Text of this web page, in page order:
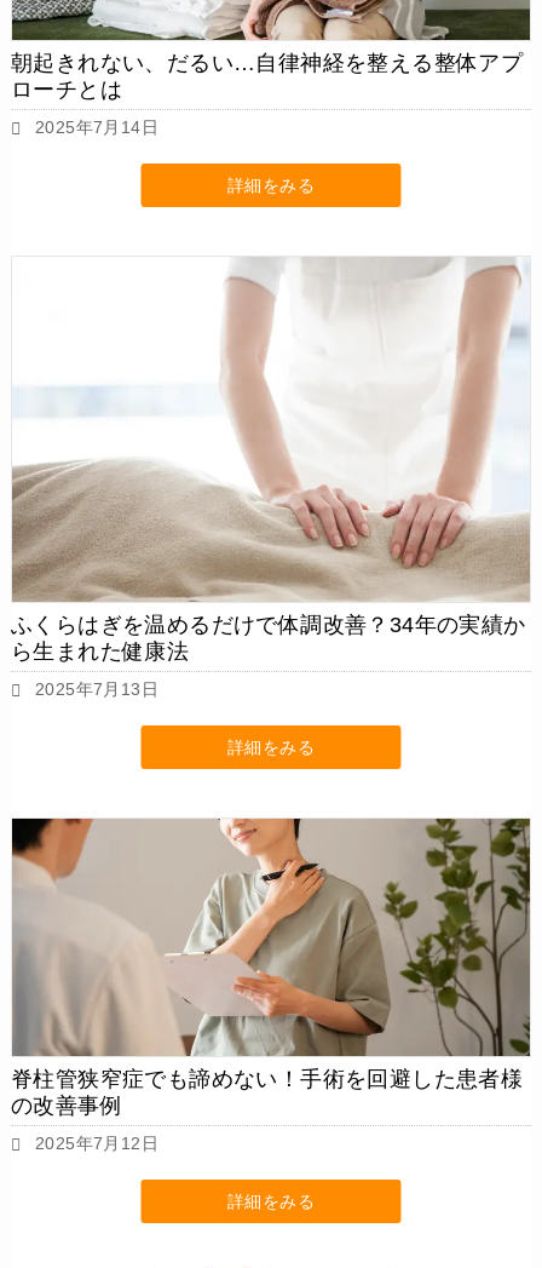
朝起きれない、だるい…自律神経を整える整体アプ
ローチとは
2025年7月14日
詳細をみる
ふくらはぎを温めるだけで体調改善？34年の実績か
ら生まれた健康法
2025年7月13日
詳細をみる
脊柱管狭窄症でも諦めない！手術を回避した患者様
の改善事例
2025年7月12日
詳細をみる